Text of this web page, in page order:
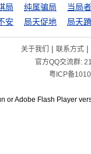
局
纯属骗局
安 局天促地 局天
关于我们 | 联系方式|
官方QQ交流群:
粤ICP备
or Adobe Flash Player